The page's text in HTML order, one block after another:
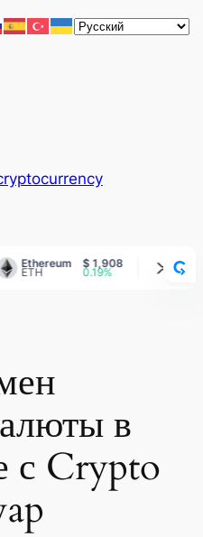
Ethereum
ETH
$ 1,908
0.19%
XRP
XRP
в
с Crypto